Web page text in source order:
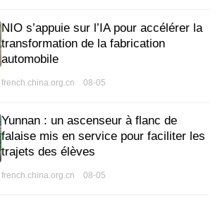
NIO s’appuie sur l’IA pour accélérer la
transformation de la fabrication
automobile
french.china.org.cn 08-05
Yunnan : un ascenseur à flanc de
falaise mis en service pour faciliter les
trajets des élèves
french.china.org.cn 08-05